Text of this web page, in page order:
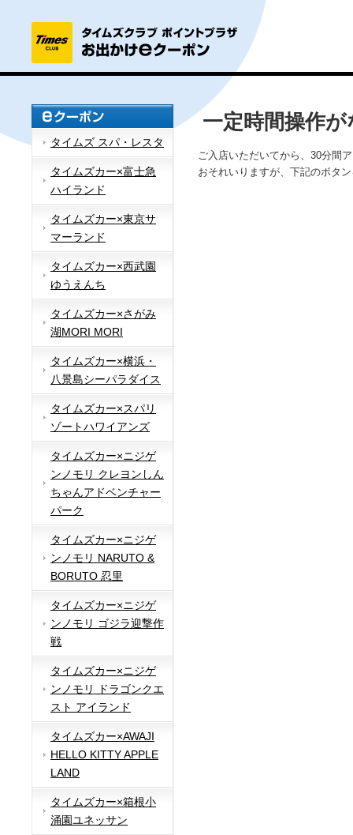
タイムズ スパ・レスタ
タイムズカー×富士急
ハイランド
タイムズカー×東京サ
マーランド
タイムズカー×西武園
ゆうえんち
タイムズカー×さがみ
湖MORI MORI
タイムズカー×横浜・
八景島シーパラダイス
タイムズカー×スパリ
ゾートハワイアンズ
タイムズカー×ニジゲ
ンノモリ クレヨンしん
ちゃんアドベンチャー
パーク
タイムズカー×ニジゲ
ンノモリ NARUTO &
BORUTO 忍里
タイムズカー×ニジゲ
ンノモリ ゴジラ迎撃作
戦
タイムズカー×ニジゲ
ンノモリ ドラゴンクエ
スト アイランド
タイムズカー×AWAJI
HELLO KITTY APPLE
LAND
タイムズカー×箱根小
涌園ユネッサン
一定時間操作
ご入店いただいてから、30分間
おそれいりますが、下記のボタ